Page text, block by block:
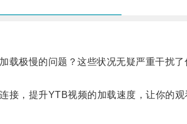
极慢的问题？这些状况无疑严重干扰了
，提升YTB视频的加载速度，让你的观